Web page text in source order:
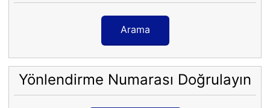
Arama
Yönlendirme Numarası Doğrulayın